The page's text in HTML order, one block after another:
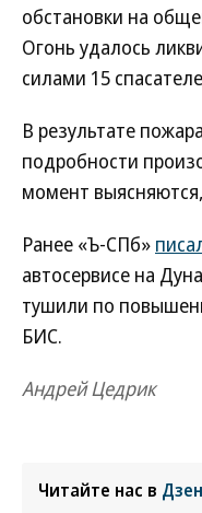
обстановки на
Огонь удалось
силами 15
В результате
подробности
момент
Ранее «Ъ-СПб»
автосервисе на
тушили по
БИС.
Андрей Цедрик
Читайте нас в